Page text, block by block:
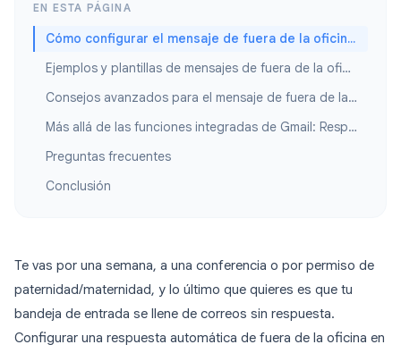
EN ESTA PÁGINA
Cómo configurar el mensaje de fuera de la oficina en Gmail (Paso a paso)
Ejemplos y plantillas de mensajes de fuera de la oficina
Consejos avanzados para el mensaje de fuera de la oficina en Gmail
Más allá de las funciones integradas de Gmail: Respuestas automáticas con IA
Preguntas frecuentes
Conclusión
Te vas por una semana, a una conferencia o por permiso de
paternidad/maternidad, y lo último que quieres es que tu
bandeja de entrada se llene de correos sin respuesta.
Configurar una respuesta automática de fuera de la oficina en